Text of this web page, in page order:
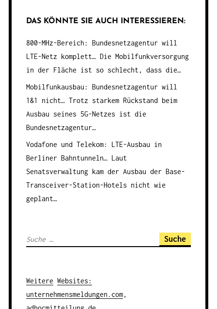
DAS KÖNNTE SIE AUCH INTERESSIEREN:
800-MHz-Bereich: Bundesnetzagentur will
LTE-Netz komplett…Die Mobilfunkversorgung
in der Fläche ist so schlecht, dass die…
Mobilfunkausbau: Bundesnetzagentur will
1&1 nicht…Trotz starkem Rückstand beim
Ausbau seines 5G-Netzes ist die
Bundesnetzagentur…
Vodafone und Telekom: LTE-Ausbau in
Berliner Bahntunneln…Laut
Senatsverwaltung kam der Ausbau der Base-
Transceiver-Station-Hotels nicht wie
geplant…
S
h
e
n
Weitere Websites :
unternehmensmeldungen.com,